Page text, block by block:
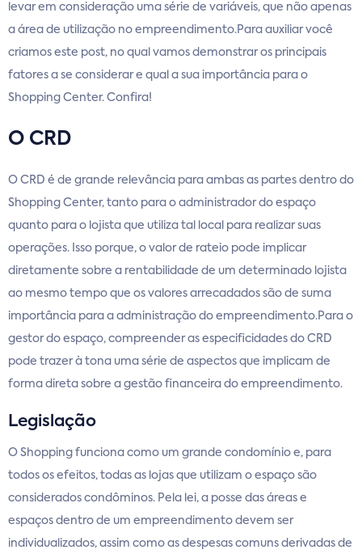
levar em consideração uma série de variáveis, que não apenas
a área de utilização no empreendimento.Para auxiliar você
criamos este post, no qual vamos demonstrar os principais
fatores a se considerar e qual a sua importância para o
Shopping Center. Confira!
O CRD
O CRD é de grande relevância para ambas as partes dentro do
Shopping Center, tanto para o administrador do espaço
quanto para o lojista que utiliza tal local para realizar suas
operações. Isso porque, o valor de rateio pode implicar
diretamente sobre a rentabilidade de um determinado lojista
ao mesmo tempo que os valores arrecadados são de suma
importância para a administração do empreendimento.Para o
gestor do espaço, compreender as especificidades do CRD
pode trazer à tona uma série de aspectos que implicam de
forma direta sobre a gestão financeira do empreendimento.
Legislação
O Shopping funciona como um grande condomínio e, para
todos os efeitos, todas as lojas que utilizam o espaço são
considerados condôminos. Pela lei, a posse das áreas e
espaços dentro de um empreendimento devem ser
individualizados, assim como as despesas comuns derivadas de